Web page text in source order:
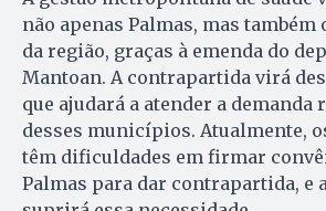
não apenas Palmas, mas
da região, graças à emenda do
Mantoan. A contrapartida virá
que ajudará a atender a demanda
desses municípios. Atualmente,
têm dificuldades em firmar
Palmas para dar contrapartida, e